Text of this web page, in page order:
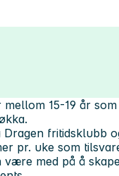
15-19 år
fritidsklubb
pr. uke som
være med på å